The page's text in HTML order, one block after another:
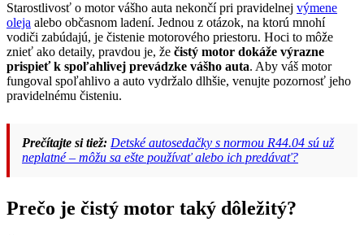
Starostlivosť o motor vášho auta nekončí pri pravidelnej výmene
oleja alebo občasnom ladení. Jednou z otázok, na ktorú mnohí
vodiči zabúdajú, je čistenie motorového priestoru. Hoci to môže
znieť ako detaily, pravdou je, že čistý motor dokáže výrazne
prispieť k spoľahlivej prevádzke vášho auta. Aby váš motor
fungoval spoľahlivo a auto vydržalo dlhšie, venujte pozornosť jeho
pravidelnému čisteniu.
Prečítajte si tiež: Detské autosedačky s normou R44.04 sú už
neplatné – môžu sa ešte používať alebo ich predávať?
Prečo je čistý motor taký dôležitý?